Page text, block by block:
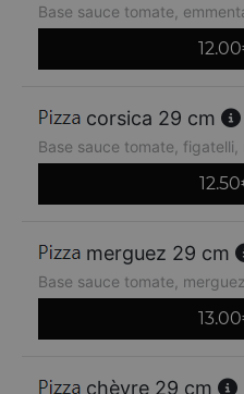
Base sauce tomate,
12.00
corsica 29 cm
Base sauce tomate,
12.50
merguez 29 cm
Base sauce tomate,
13.00
chèvre 29 cm